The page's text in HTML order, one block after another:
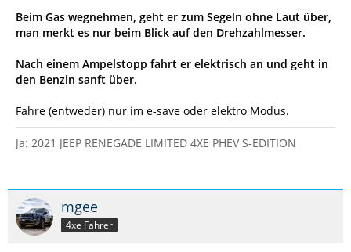
Beim Gas wegnehmen, geht er zum Segeln ohne Laut über,
man merkt es nur beim Blick auf den Drehzahlmesser.
Nach einem Ampelstopp fahrt er elektrisch an und geht in
den Benzin sanft über.
Fahre (entweder) nur im e-save oder elektro Modus.
Ja: 2021 JEEP RENEGADE LIMITED 4XE PHEV S-EDITION
mgee
4xe Fahrer